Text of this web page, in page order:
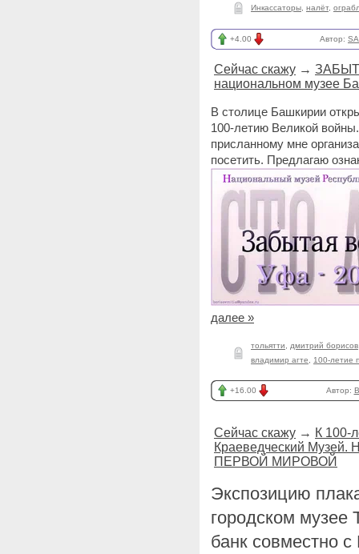
Инкассаторы налёт,
+4.00 Автор:
Сейчас скажу →
национальном музее
В столице Башкирии
100-летию Великой
присланному мне
посетить. Предлагаю
далее »
тольятти дмитрий борисов
владимир агте
100-летие
+16.00 Автор:
Сейчас скажу → К 100-
Краеведческий
ПЕРВОЙ МИРОВОЙ
Экспозицию
городском музее
банк совместно